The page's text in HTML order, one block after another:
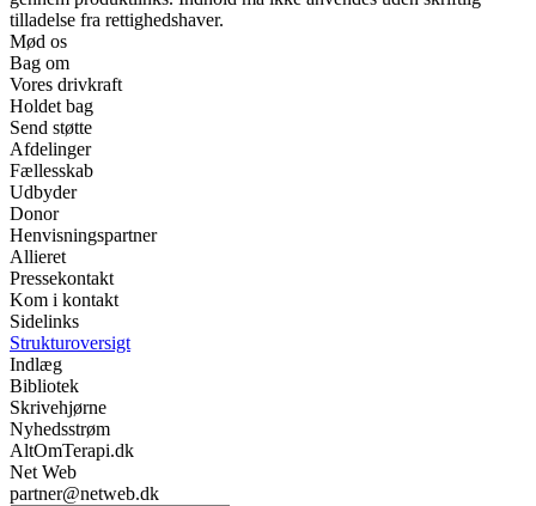
tilladelse fra rettighedshaver.
Mød os
Bag om
Vores drivkraft
Holdet bag
Send støtte
Afdelinger
Fællesskab
Udbyder
Donor
Henvisningspartner
Allieret
Pressekontakt
Kom i kontakt
Sidelinks
Strukturoversigt
Indlæg
Bibliotek
Skrivehjørne
Nyhedsstrøm
AltOmTerapi.dk
Net Web
partner@netweb.dk